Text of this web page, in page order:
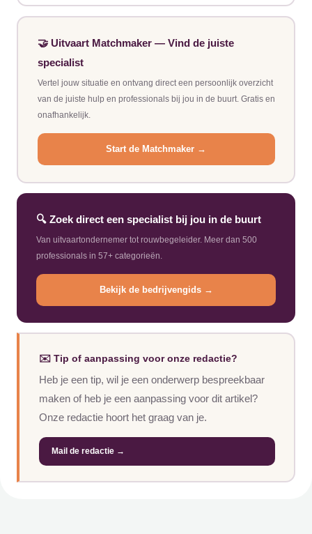
🤝 Uitvaart Matchmaker — Vind de juiste
specialist
Vertel jouw situatie en ontvang direct een persoonlijk overzicht
van de juiste hulp en professionals bij jou in de buurt. Gratis en
onafhankelijk.
Start de Matchmaker →
🔍 Zoek direct een specialist bij jou in de buurt
Van uitvaartondernemer tot rouwbegeleider. Meer dan 500
professionals in 57+ categorieën.
Bekijk de bedrijvengids →
✉️ Tip of aanpassing voor onze redactie?
Heb je een tip, wil je een onderwerp bespreekbaar
maken of heb je een aanpassing voor dit artikel?
Onze redactie hoort het graag van je.
Mail de redactie →